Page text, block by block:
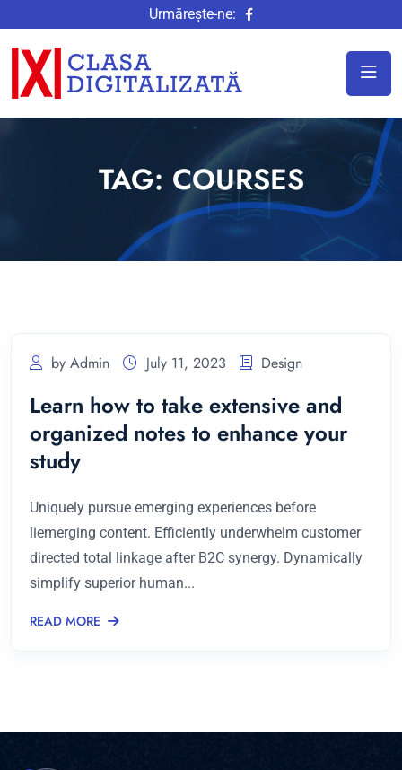
Urmărește-ne:
TAG: COURSES
by Admin July 11, 2023 Design
Learn how to take extensive and
organized notes to enhance your
study
Uniquely pursue emerging experiences before
liemerging content. Efficiently underwhelm customer
directed total linkage after B2C synergy. Dynamically
simplify superior human...
READ MORE